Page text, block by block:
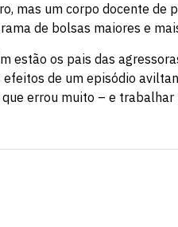
mas um corpo docente de
de bolsas maiores e
estão os pais das
de um episódio
errou muito – e trabalhar